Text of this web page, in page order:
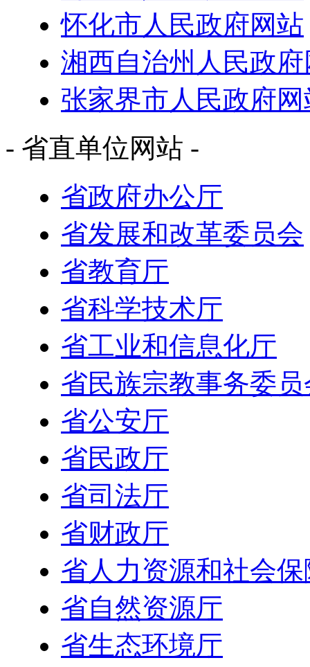
怀化市人民政府网站
湘西自治州人民政
张家界市人民政府网
- 省直单位网站 -
省政府办公厅
省发展和改革委员会
省教育厅
省科学技术厅
省工业和信息化厅
省民族宗教事务委员
省公安厅
省民政厅
省司法厅
省财政厅
省人力资源和社会
省自然资源厅
省生态环境厅